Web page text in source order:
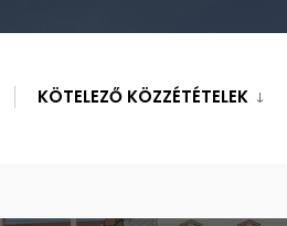
KÖTELEZŐ KÖZZÉTÉTELEK